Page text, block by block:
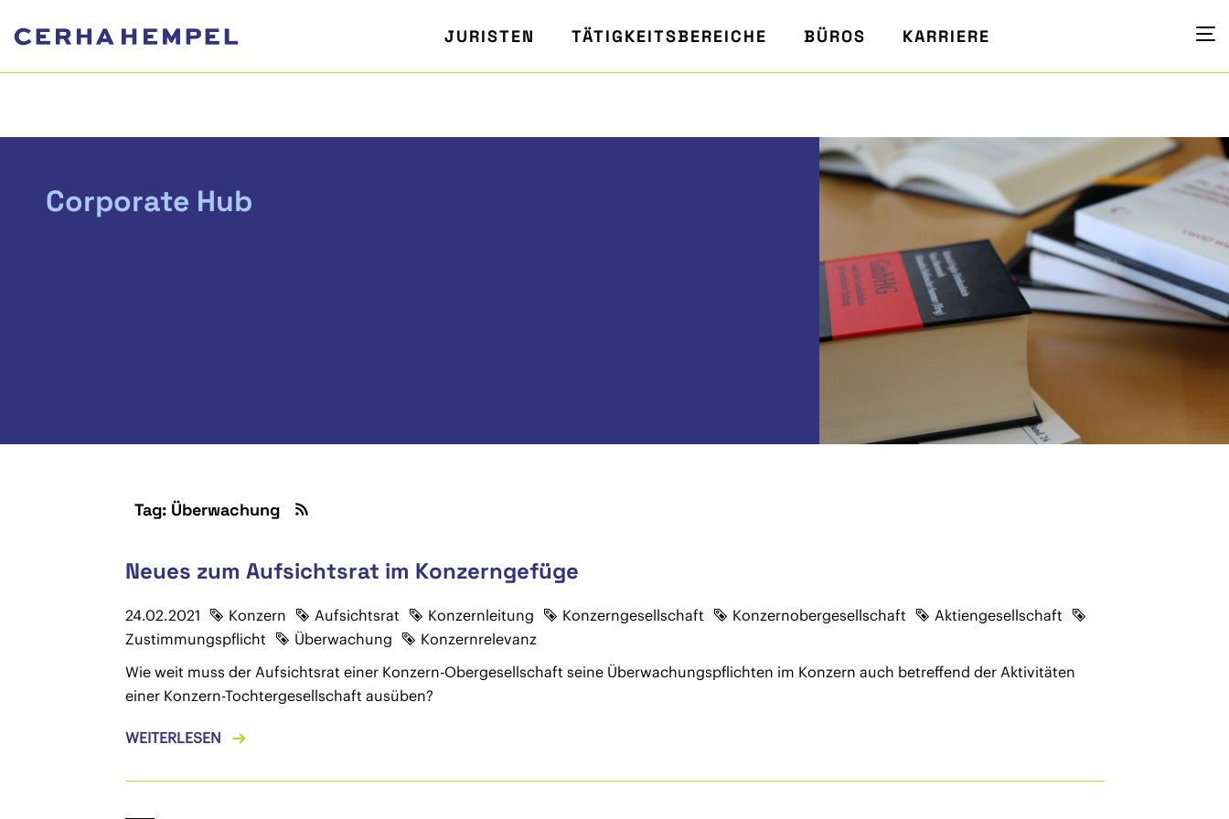
JURISTEN TÄTIGKEITSBEREICHE BÜROS KARRIERE
Corporate Hub
Tag: Überwachung
Neues zum Aufsichtsrat im Konzerngefüge
24.02.2021 Konzern Aufsichtsrat Konzernleitung Konzerngesellschaft Konzernobergesellschaft
Aktiengesellschaft
Zustimmungspflicht
Überwachung
Konzernrelevanz
Wie weit muss der Aufsichtsrat einer Konzern-Obergesellschaft seine Überwachungspflichten im Konzern auch betreffend der Aktivitäten
einer Konzern-Tochtergesellschaft ausüben?
WEITERLESEN